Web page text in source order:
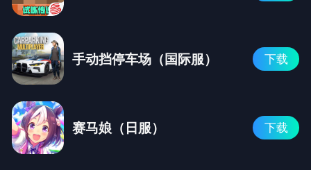
手动挡停车场（国际服） 下载
赛马娘（日服） 下载